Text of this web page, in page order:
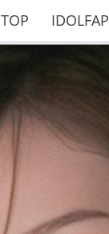
TOP IDOLFAP